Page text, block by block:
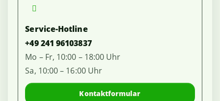
Service-Hotline
+49 241 96103837
Mo – Fr, 10:00 – 18:00 Uhr
Sa, 10:00 – 16:00 Uhr
Kontaktformular